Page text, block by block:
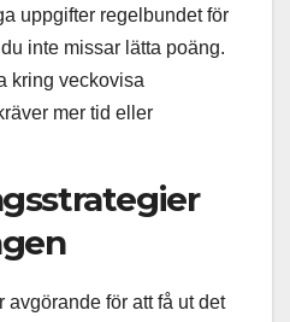
uppgifter regelbundet för
inte missar lätta poäng.
kring veckovisa
mer tid eller
avgörande för att få ut det